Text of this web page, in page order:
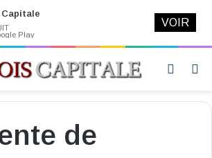
Switch
de
Play
VOIR